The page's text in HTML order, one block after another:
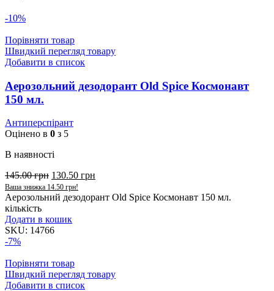
-10%
Порівняти товар
Швидкий перегляд товару
Добавити в список
Аерозольний дезодорант Old Spice Космонавт
150 мл.
Антиперспірант
Оцінено в 0 з 5
В наявності
145.00грн 130.50 грн
Ваша знижка 14.50 грн!
Аерозольний дезодорант Old Spice Космонавт 150 мл.
кількість
Додати в кошик
SKU: 14766
-7%
Порівняти товар
Швидкий перегляд товару
Добавити в список